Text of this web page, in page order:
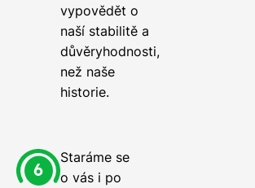
vypovědět o
naší stabilitě a
důvěryhodnosti,
než naše
historie.
Staráme se
o vás i po